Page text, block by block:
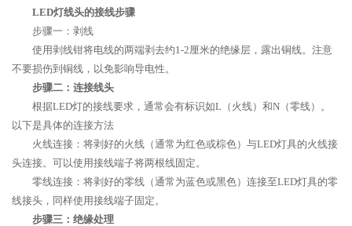
LED灯线头的接线步骤
步骤一：剥线
使用剥线钳将电线的两端剥去约1-2厘米的绝缘层，露出铜线。注意
不要损伤到铜线，以免影响导电性。
步骤二：连接线头
根据LED灯的接线要求，通常会有标识如L（火线）和N（零线）。
以下是具体的连接方法
火线连接：将剥好的火线（通常为红色或棕色）与LED灯具的火线接
头连接。可以使用接线端子将两根线固定。
零线连接：将剥好的零线（通常为蓝色或黑色）连接至LED灯具的零
线接头，同样使用接线端子固定。
步骤三：绝缘处理